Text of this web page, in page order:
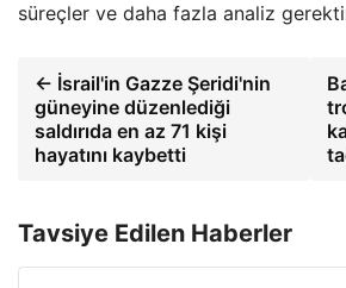
süreçler ve daha fazla analiz
← İsrail'in Gazze Şeridi'nin
güneyine düzenlediği
saldırıda en az 71 kişi
hayatını kaybetti
Tavsiye Edilen Haberler